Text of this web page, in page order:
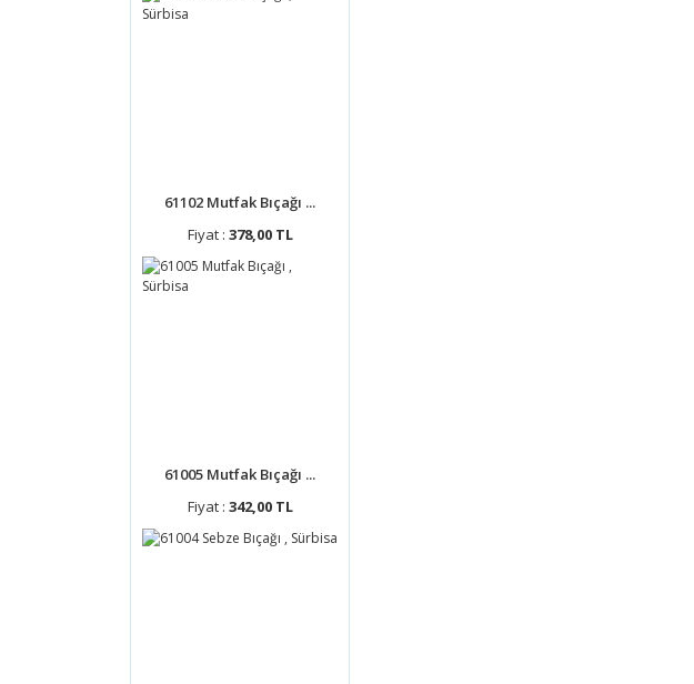
61102 Mutfak Bıçağı ...
Fiyat : 378,00 TL
61005 Mutfak Bıçağı ...
Fiyat : 342,00 TL